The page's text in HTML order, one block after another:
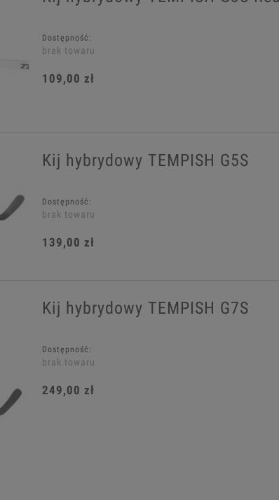
Dostępność:
brak towaru
109,00 zł
Kij hybrydowy TEMPISH G5S
Dostępność:
brak towaru
139,00 zł
Kij hybrydowy TEMPISH G7S
Dostępność:
brak towaru
249,00 zł